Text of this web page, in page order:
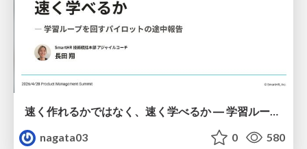
速く作れるかではなく、速く学べるか ― 学習ループを回すパイロットの途中報告
nagata03
0 580